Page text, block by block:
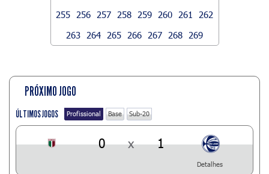
255
256 257 258 259 260 261
262
263
264 265 266 267 268 269
PRÓXIMO JOGO
ÚLTIMOS JOGOS Profissional Base Sub-20
0 x 1
Detalhes